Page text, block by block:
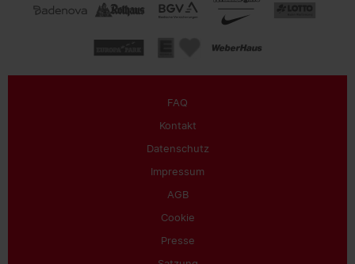
FAQ
Kontakt
Datenschutz
Impressum
AGB
Cookie
Presse